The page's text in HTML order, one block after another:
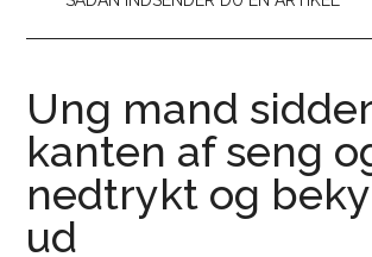
Ung mand
kanten af seng
nedtrykt og
ud